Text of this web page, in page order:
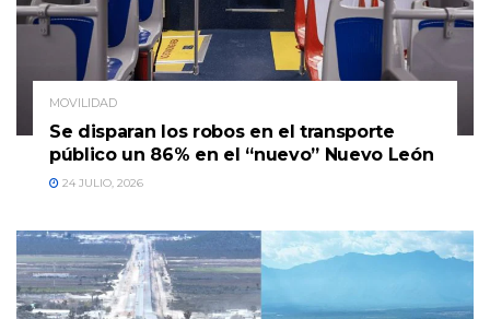
MOVILIDAD
Se disparan los robos en el transporte
público un 86% en el “nuevo” Nuevo León
24 JULIO, 2026